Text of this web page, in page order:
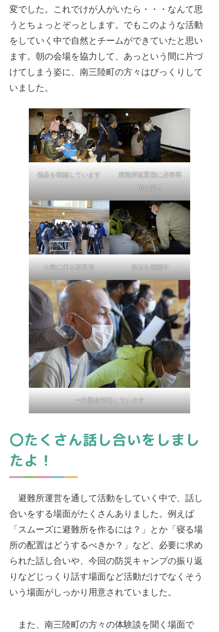
変でした。これでけが人がいたら・・・なんて思
うとちょっとぞっとします。でもこのような活動
をしていく中で自然とチームができていたと思い
ます。朝の会場を協力して、あっという間に片づ
けてしまう姿に、南三陸町の方々はびっくりして
いました。
備品を確認しています
避難所配置図に必要事
項を記入
大量に来る被災者 食材を確認中
一生懸命対応しています
〇たくさん話し合いをしまし
たよ！
避難所運営を通して活動をしていく中で、話し
合いをする場面がたくさんありました。例えば
「スムーズに避難所を作るには？」とか「寝る場
所の配置はどうするべきか？」など、必要に求め
られた話し合いや、今回の防災キャンプの振り返
りなどじっくり話す場面など活動だけでなくそう
いう場面がしっかり用意されていました。
また、南三陸町の方々の体験談を聞く場面で